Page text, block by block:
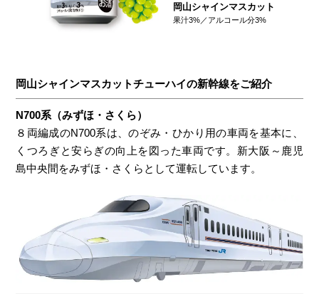
岡山シャインマスカット
果汁3%／アルコール分3%
岡山シャインマスカットチューハイの新幹線をご紹介
N700系（みずほ・さくら）
８両編成のN700系は、のぞみ・ひかり用の車両を基本に、
くつろぎと安らぎの向上を図った車両です。新大阪～鹿児
島中央間をみずほ・さくらとして運転しています。